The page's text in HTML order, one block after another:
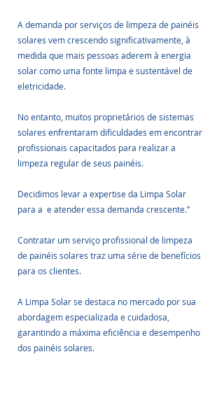
A demanda por serviços de limpeza de painéis
solares vem crescendo significativamente, à
medida que mais pessoas aderem à energia
solar como uma fonte limpa e sustentável de
eletricidade.
No entanto, muitos proprietários de sistemas
solares enfrentaram dificuldades em encontrar
profissionais capacitados para realizar a
limpeza regular de seus painéis.
Decidimos levar a expertise da Limpa Solar
para a  e atender essa demanda crescente.”
Contratar um serviço profissional de limpeza
de painéis solares traz uma série de benefícios
para os clientes.
A Limpa Solar se destaca no mercado por sua
abordagem especializada e cuidadosa,
garantindo a máxima eficiência e desempenho
dos painéis solares.